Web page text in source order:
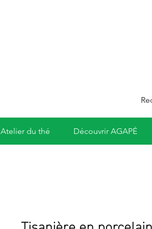
Atelier du thé Découvrir AGAPÉ